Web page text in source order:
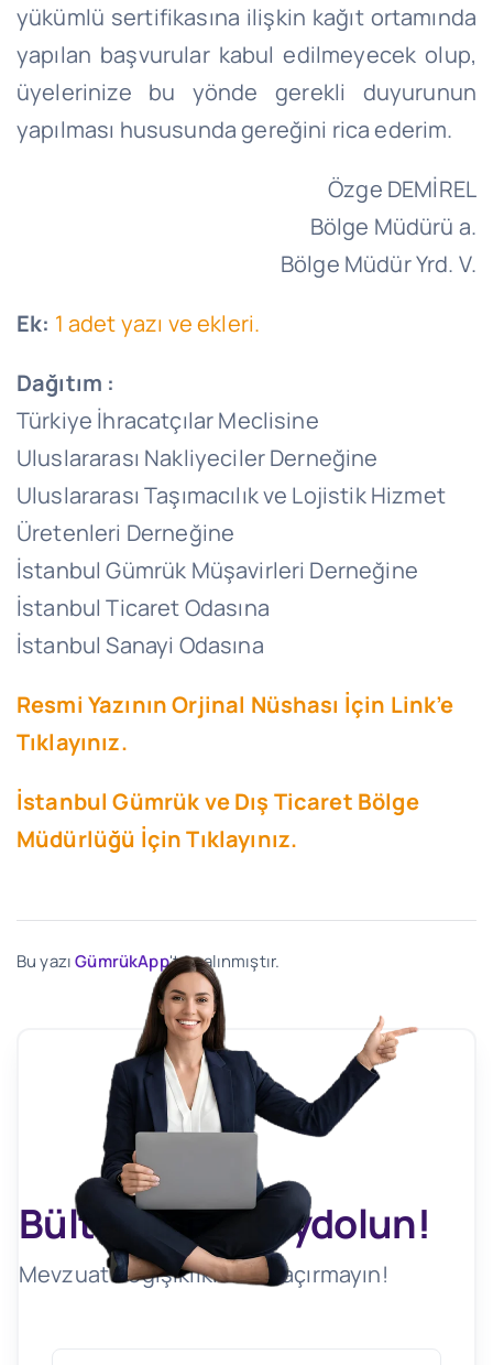
yükümlü sertifikasına ilişkin kağıt ortamında
yapılan başvurular kabul edilmeyecek olup,
üyelerinize bu yönde gerekli duyurunun
yapılması hususunda gereğini rica ederim.
Özge DEMİREL
Bölge Müdürü a.
Bölge Müdür Yrd. V.
Ek: 1 adet yazı ve ekleri.
Dağıtım :
Türkiye İhracatçılar Meclisine
Uluslararası Nakliyeciler Derneğine
Uluslararası Taşımacılık ve Lojistik Hizmet
Üretenleri Derneğine
İstanbul Gümrük Müşavirleri Derneğine
İstanbul Ticaret Odasına
İstanbul Sanayi Odasına
Resmi Yazının Orjinal Nüshası İçin Link’e
Tıklayınız.
İstanbul Gümrük ve Dış Ticaret Bölge
Müdürlüğü İçin Tıklayınız.
Bu yazıGümrükApp'ten alınmıştır.
Bültenimize Kaydolun!
Mevzuat Değişikliklerini Kaçırmayın!